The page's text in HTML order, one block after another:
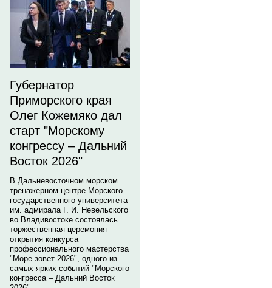
Губернатор
Приморского края
Олег Кожемяко дал
старт "Морскому
конгрессу – Дальний
Восток 2026"
В Дальневосточном морском
тренажерном центре Морского
государственного университета
им. адмирала Г. И. Невельского
во Владивостоке состоялась
торжественная церемония
открытия конкурса
профессионального мастерства
"Море зовет 2026", одного из
самых ярких событий "Морского
конгресса – Дальний Восток